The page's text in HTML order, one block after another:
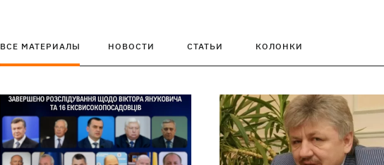
ВСЕ МАТЕРИАЛЫ НОВОСТИ СТАТЬИ КОЛОНКИ